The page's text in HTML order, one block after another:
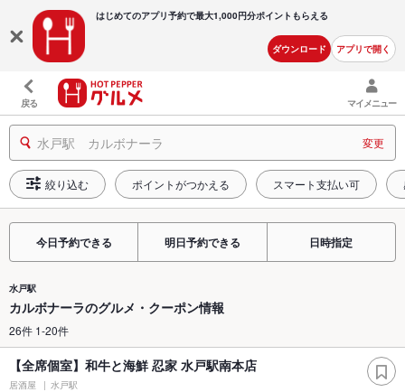
はじめてのアプリ予約で最大1,000円分ポイントもらえる
ダウンロード アプリで開く
戻る マイメニュー
水戸駅 カルボナーラ 変更
絞り込む ポイントがつかえる スマート支払い可
今日予約できる 明日予約できる 日時指定
水戸駅
カルボナーラのグルメ・クーポン情報
26件 1-20件
【全席個室】和牛と海鮮 忍家 水戸駅南本店
居酒屋 水戸駅